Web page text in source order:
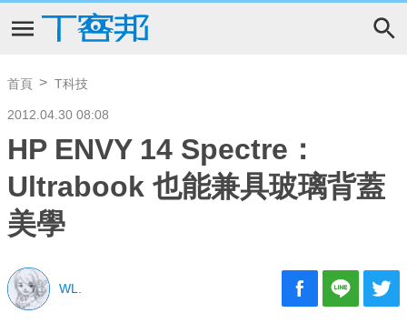
首頁 T科技
2012.04.30 08:08
HP ENVY 14 Spectre：
Ultrabook 也能兼具玻璃背蓋
美學
WL.